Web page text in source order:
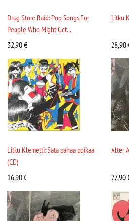
Drug Store Raid: Pop Songs For
People Who Might Get...
32,90€
Litku
28,90
Litku Klemetti: Sata pahaa poikaa
(CD)
16,90€
Alter
27,90